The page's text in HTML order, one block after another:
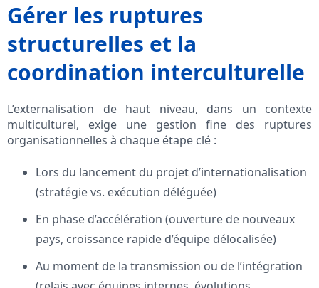
Gérer les ruptures
structurelles et la
coordination interculturelle
L’externalisation de haut niveau, dans un contexte
multiculturel, exige une gestion fine des ruptures
organisationnelles à chaque étape clé :
Lors du lancement du projet d’internationalisation
(stratégie vs. exécution déléguée)
En phase d’accélération (ouverture de nouveaux
pays, croissance rapide d’équipe délocalisée)
Au moment de la transmission ou de l’intégration